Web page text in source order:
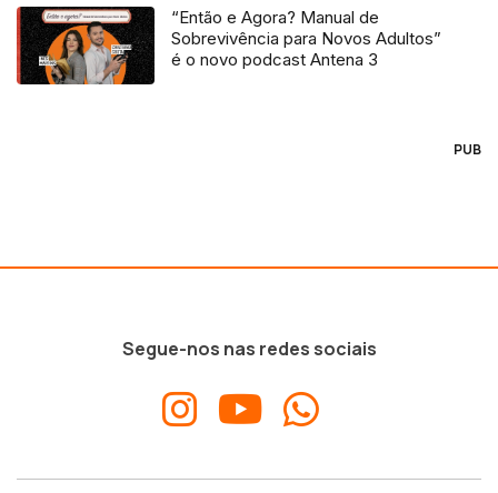
“Então e Agora? Manual de
Sobrevivência para Novos Adultos”
é o novo podcast Antena 3
PUB
Segue-nos nas redes sociais